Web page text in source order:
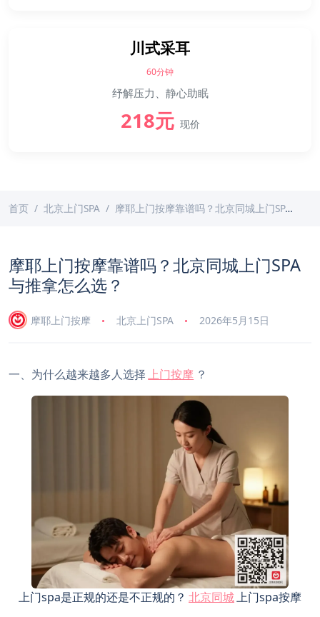
川式采耳
60分钟
纾解压力、静心助眠
218元 现价
首页 北京上门SPA 摩耶上门按摩靠谱吗？北京同城上门SPA与推拿怎么选？
摩耶上门按摩靠谱吗？北京同城上门SPA
与推拿怎么选？
摩耶上门按摩 北京上门SPA 2026年5月15日
一、为什么越来越多人选择上门按摩 ？
上门spa是正规的还是不正规的？ 北京同城上门spa按摩